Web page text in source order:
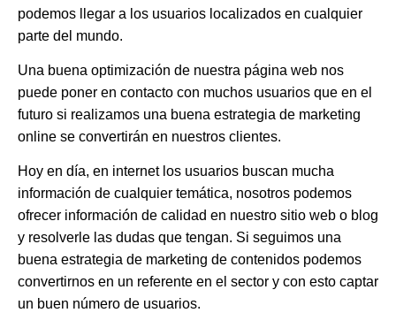
podemos llegar a los usuarios localizados en cualquier
parte del mundo.
Una buena optimización de nuestra página web nos
puede poner en contacto con muchos usuarios que en el
futuro si realizamos una buena estrategia de marketing
online se convertirán en nuestros clientes.
Hoy en día, en internet los usuarios buscan mucha
información de cualquier temática, nosotros podemos
ofrecer información de calidad en nuestro sitio web o blog
y resolverle las dudas que tengan. Si seguimos una
buena estrategia de marketing de contenidos podemos
convertirnos en un referente en el sector y con esto captar
un buen número de usuarios.